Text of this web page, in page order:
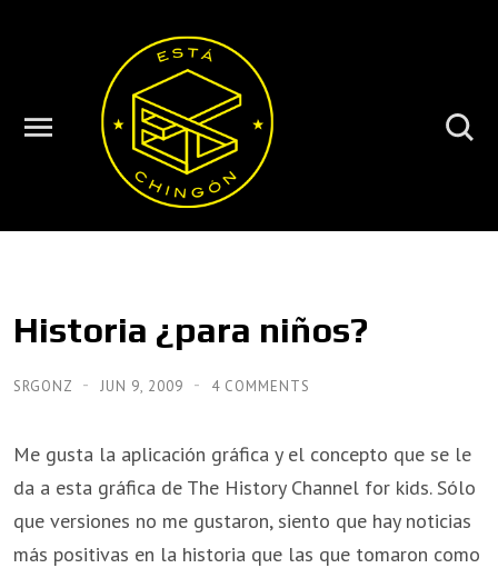
Historia ¿para niños?
SRGONZ JUN 9, 2009 4 COMMENTS
Me gusta la aplicación gráfica y el concepto que se le
da a esta gráfica de The History Channel for kids. Sólo
que versiones no me gustaron, siento que hay noticias
más positivas en la historia que las que tomaron como